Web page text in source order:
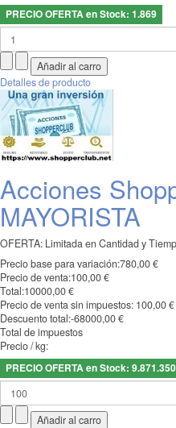
PRECIO OFERTA en Stock: 1.869
Detalles de producto
Acciones
MAYORISTA
OFERTA: Limitada en Cantidad y
Precio base para variación:780,00 €
Precio de venta:100,00 €
Total:10000,00 €
Precio de venta sin impuestos: 100,00 €
Descuento total:-68000,00 €
Total de impuestos
Precio / kg:
PRECIO OFERTA en Stock: 9.871.350